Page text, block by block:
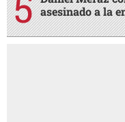
asesinado a la